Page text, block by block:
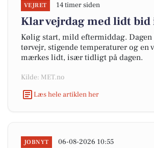
VEJRET 14 timer siden
Klar vejrdag med lidt
Kølig start, mild eftermiddag. Dagen
tørvejr, stigende temperaturer og en
mærkes lidt, især tidligt på dagen.
Kilde: MET.no
Læs hele artiklen her
JOBNYT 06-08-2026 10:55